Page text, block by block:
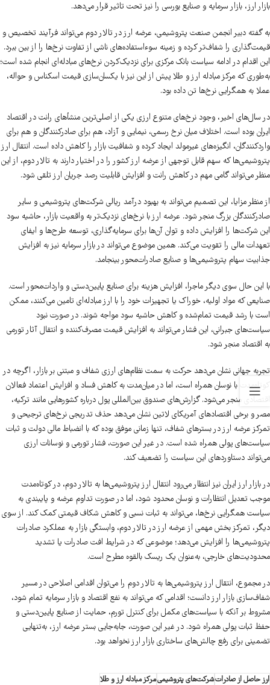
بازار ارز، بازار سرمایه و صنایع بورسی را نیز تحت تاثیر قرار می‌دهد.
به گفته دبیر انجمن صنعت پتروشیمی، عرضه ارز در تالار دوم می‌تواند فرآیند تخصیص و
قیمت‌گذاری را شفاف‌تر کرده و زمینه سوءاستفاده‌های ناشی از تفاوت نرخ‌ها را از بین ببرد.
این اقدام در ادامه سیاست بانک مرکزی برای نزدیک‌کردن نرخ‌های مبادله‌ای انجام شده است؛
به‌طوری که مرکز مبادله ارز و طلا پیش از این نیز با یکسان‌سازی قیمت اسکناس و حواله،
عملا به همگرایی نرخ‌ها تن داده بود.
در سال‌های اخیر، وجود نرخ‌های متنوع ارزی یکی از اصلی‌ترین منشأهای رانت در اقتصاد
ایران بوده است. اختلاف میان نرخ رسمی، نیمایی و آزاد، هم برای صادرکنندگان و هم برای
واردکنندگان، انگیزه‌های غیرمولد ایجاد کرده و شفافیت بازار را کاهش داده است. انتقال ارز
پتروشیمی‌ها که سهم قابل توجهی از عرضه ارز کشور را در اختیار دارند به تالار دوم، از این
منظر می‌تواند گامی مهم در کاهش رانت و افزایش قابلیت رصد جریان ارز تلقی شود.
از منظر مزایا، این تصمیم می‌تواند به بهبود درآمد ریالی شرکت‌های پتروشیمی و سایر
صادرکنندگان بزرگ منجر شود. عرضه ارز با نرخ‌های نزدیک‌تر به واقعیت بازار، حاشیه سود
این شرکت‌ها را افزایش داده و توان آن‌ها برای سرمایه‌گذاری، توسعه طرح‌ها و ایفای
تعهدات مالی را تقویت می‌کند. همین موضوع می‌تواند در بازار سرمایه نیز به افزایش
جذابیت سهام پتروشیمی‌ها و صنایع صادرات‌محور بینجامد.
با این حال سوی دیگر ماجرا، افزایش هزینه برای صنایع پایین‌دستی و واردات‌محور است.
صنایعی که مواد اولیه، خوراک یا تجهیزات خود را با ارز مبادله‌ای تامین می‌کنند، ممکن
است با رشد قیمت تمام‌شده و کاهش حاشیه سود مواجه شوند. در صورت نبود
سیاست‌های جبرانی، این فشار می‌تواند به افزایش قیمت مصرف‌کننده و انتقال آثار تورمی
به اقتصاد منجر شود.
تجربه جهانی نشان می‌دهد حرکت به سمت نظام‌های ارزی شفاف و مبتنی بر بازار، اگرچه در
کوتاه‌مدت با نوسان همراه است، اما در میان‌مدت به کاهش فساد و افزایش اعتماد فعالان
اقتصادی منجر می‌شود. گزارش‌های صندوق بین‌المللی پول درباره کشورهایی مانند ترکیه،
مصر و برخی اقتصادهای آمریکای لاتین نشان می‌دهد حذف تدریجی نرخ‌های ترجیحی و
تمرکز عرضه ارز در بسترهای شفاف، تنها زمانی موفق بوده که با انضباط مالی دولت و ثبات
سیاست‌های پولی همراه شده است. در غیر این صورت، فشار تورمی و نوسانات ارزی
می‌تواند دستاوردهای این سیاست را تضعیف کند.
در بازار ارز ایران نیز انتظار می‌رود انتقال ارز پتروشیمی‌ها به تالار دوم، در کوتاه‌مدت
موجب تعدیل انتظارات و نوسان محدود شود، اما در صورت تداوم عرضه و پایبندی به
سیاست همگرایی نرخ‌ها، می‌تواند به ثبات نسبی و کاهش شکاف قیمتی کمک کند. از سوی
دیگر، تمرکز بخش مهمی از عرضه ارز در تالار دوم، وابستگی بازار به عملکرد صادرات
پتروشیمی‌ها را افزایش می‌دهد؛ موضوعی که در شرایط افت صادرات یا تشدید
محدودیت‌های خارجی، به‌عنوان یک ریسک بالقوه مطرح است.
در مجموع، انتقال ارز پتروشیمی‌ها به تالار دوم را می‌توان اقدامی اصلاحی در مسیر
شفاف‌سازی بازار ارز دانست؛ اقدامی که می‌تواند به نفع اقتصاد و بازار سرمایه تمام شود،
مشروط بر آنکه با سیاست‌های مکمل برای کنترل تورم، حمایت از صنایع پایین‌دستی و
حفظ ثبات پولی همراه شود. در غیر این صورت، جابه‌جایی بستر عرضه ارز، به‌تنهایی
تضمینی برای رفع چالش‌های ساختاری بازار ارز نخواهد بود.
ارز حاصل از صادراتشرکت‌های پتروشیمیمرکز مبادله ارز و طلا